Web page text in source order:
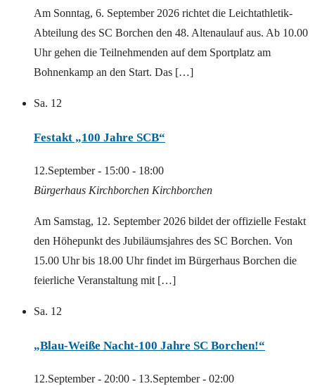
Am Sonntag, 6. September 2026 richtet die Leichtathletik-
Abteilung des SC Borchen den 48. Altenaulauf aus. Ab 10.00
Uhr gehen die Teilnehmenden auf dem Sportplatz am
Bohnenkamp an den Start. Das […]
Sa. 12
Festakt „100 Jahre SCB“
12.September - 15:00 - 18:00
Bürgerhaus Kirchborchen Kirchborchen
Am Samstag, 12. September 2026 bildet der offizielle Festakt
den Höhepunkt des Jubiläumsjahres des SC Borchen. Von
15.00 Uhr bis 18.00 Uhr findet im Bürgerhaus Borchen die
feierliche Veranstaltung mit […]
Sa. 12
„Blau-Weiße Nacht-100 Jahre SC Borchen!“
12.September - 20:00 - 13.September - 02:00